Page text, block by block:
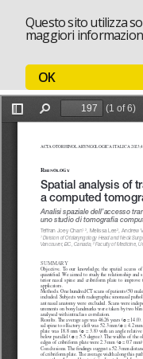
Questo sito utilizza
maggiori
OK